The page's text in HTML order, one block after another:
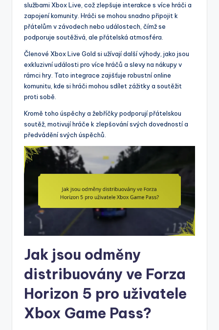
službami Xbox Live, což zlepšuje interakce s více hráči a
zapojení komunity. Hráči se mohou snadno připojit k
přátelům v závodech nebo událostech, čímž se
podporuje soutěživá, ale přátelská atmosféra.
Členové Xbox Live Gold si užívají další výhody, jako jsou
exkluzivní události pro více hráčů a slevy na nákupy v
rámci hry. Tato integrace zajišťuje robustní online
komunitu, kde si hráči mohou sdílet zážitky a soutěžit
proti sobě.
Kromě toho úspěchy a žebříčky podporují přátelskou
soutěž, motivují hráče k zlepšování svých dovedností a
předvádění svých úspěchů.
Jak jsou odměny
distribuovány ve Forza
Horizon 5 pro uživatele
Xbox Game Pass?